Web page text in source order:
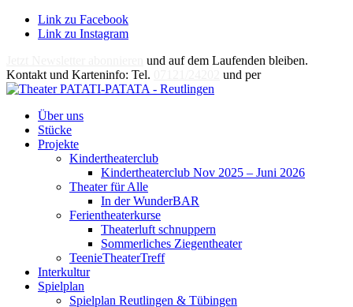
Link zu Facebook
Link zu Instagram
und auf dem Laufenden bleiben.
Kontakt und Karteninfo: Tel.
und per
Über uns
Stücke
Projekte
Kindertheaterclub
Kindertheaterclub Nov 2025 – Juni 2026
Theater für Alle
In der WunderBAR
Ferientheaterkurse
Theaterluft schnuppern
Sommerliches Ziegentheater
TeenieTheaterTreff
Interkultur
Spielplan
Spielplan Reutlingen & Tübingen